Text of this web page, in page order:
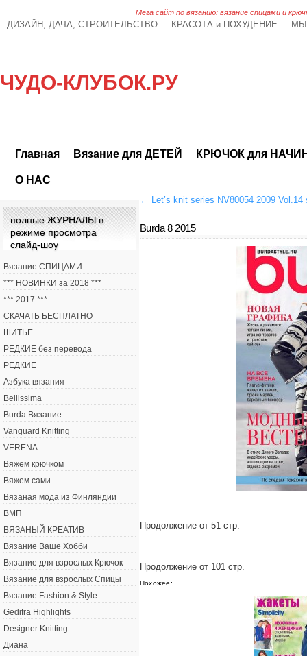
Мега сайт по вязанию: вязание спицами и
ДИЗАЙН, ДАЧА, СТРОИТЕЛЬСТВО КРАСОТА и ПОХУДЕНИЕ
ЧУДО-КЛУБОК.РУ
Главная Вязание для ДЕТЕЙ КРЮЧОК для
О НАС
← Let’s knit series NV80054 2009 Vol.14
Burda 8 2015
Продолжение от 51 стр.
Продолжение от 101 стр.
Похожее:
полные ЖУРНАЛЫ в
режиме просмотра
слайд-шоу
Вязание СПИЦАМИ
*** НОВИНКИ за 2018 ***
*** 2017 ***
СКАЧАТЬ БЕСПЛАТНО
ШИТЬЕ
РЕДКИЕ без перевода
РЕДКИЕ
Азбука вязания
Bellissima
Burda Вязание
Vanguard Knitting
VERENA
Вяжем крючком
Вяжем сами
Вязаная мода из Финляндии
ВМП
ВЯЗАНЫЙ КРЕАТИВ
Вязание Ваше Хобби
Вязание для взрослых Крючок
Вязание для взрослых Спицы
Вязание Fashion & Style
Gedifra Highlights
Designer Knitting
Диана